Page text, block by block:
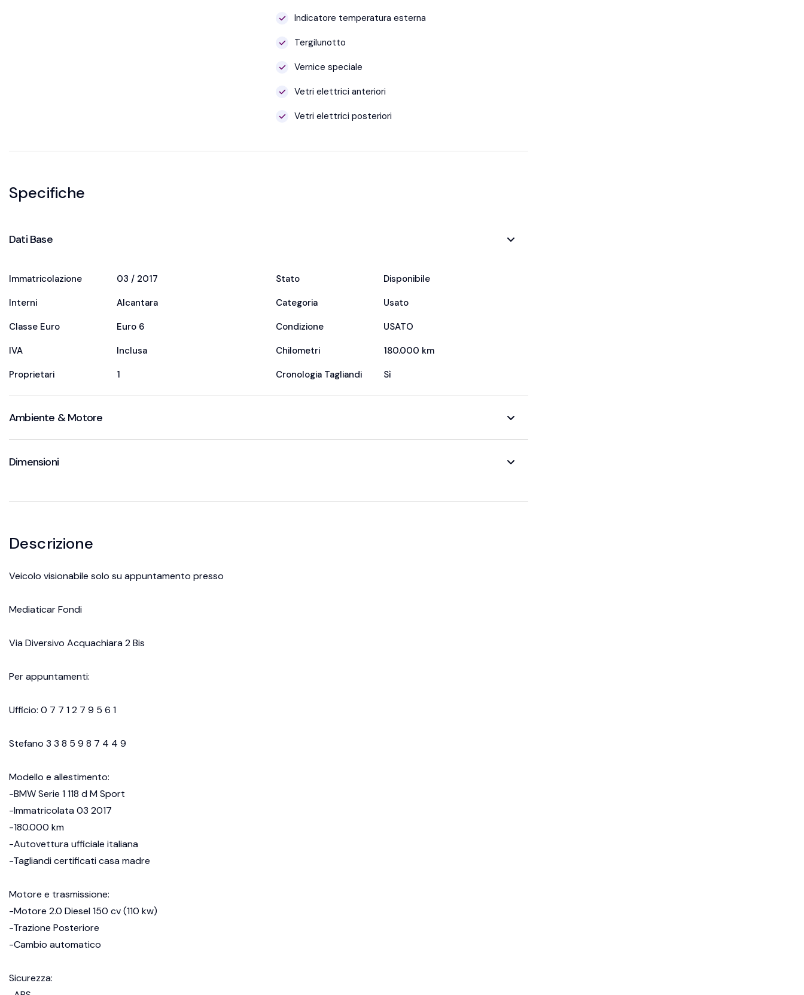
Indicatore temperatura esterna
Tergilunotto
Vernice speciale
Vetri elettrici anteriori
Vetri elettrici posteriori
Specifiche
Dati Base
Immatricolazione
03 / 2017
Interni
Alcantara
Classe Euro
Euro 6
IVA
Inclusa
Proprietari
1
Stato
Disponibile
Categoria
Usato
Condizione
USATO
Chilometri
180.000 km
Cronologia Tagliandi
Sì
Ambiente & Motore
Dimensioni
Descrizione
Veicolo visionabile solo su appuntamento presso
Mediaticar Fondi
Via Diversivo Acquachiara 2 Bis
Per appuntamenti:
Ufficio: 0 7 7 1 2 7 9 5 6 1
Stefano 3 3 8 5 9 8 7 4 4 9
Modello e allestimento:
-BMW Serie 1 118 d M Sport
-Immatricolata 03 2017
-180.000 km
-Autovettura ufficiale italiana
-Tagliandi certificati casa madre
Motore e trasmissione:
-Motore 2.0 Diesel 150 cv (110 kw)
-Trazione Posteriore
-Cambio automatico
Sicurezza: